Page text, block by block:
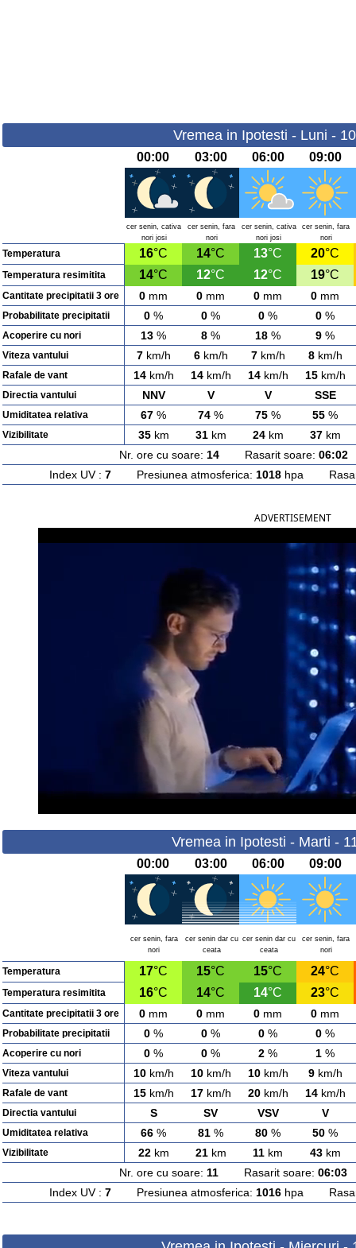
Vremea in Ipotesti - Luni -
00:00 03:00 06:00 09:00
cer senin, cativa
nori josi
cer senin, fara
nori
cer senin, cativa
nori josi
cer senin, fara
nori
Temperatura 16°C 14°C 13°C 20°C
Temperatura resimitita 14°C 12°C 12°C 19°C
Cantitate precipitatii 3 ore 0 mm 0 mm 0 mm 0 mm
Probabilitate precipitatii 0 % 0 % 0 % 0 %
Acoperire cu nori 13 % 8 % 18 % 9 %
Viteza vantului 7km/h 6km/h 7km/h 8km/h
Rafale de vant 14km/h 14km/h 14km/h 15km/h
Directia vantului NNV V V SSE
Umiditatea relativa 67 % 74 % 75 % 55 %
Vizibilitate 35km 31km 24km 37km
Nr. ore cu soare: 14Rasarit soare: 06:02
Index UV : 7Presiunea atmosferica: 1018hpa
ADVERTISEMENT
Vremea in Ipotesti - Marti -
00:00 03:00 06:00 09:00
cer senin, fara
nori
cer senin dar cu
ceata
cer senin dar cu
ceata
cer senin, fara
nori
Temperatura 17°C 15°C 15°C 24°C
Temperatura resimitita 16°C 14°C 14°C 23°C
Cantitate precipitatii 3 ore 0 mm 0 mm 0 mm 0 mm
Probabilitate precipitatii 0 % 0 % 0 % 0 %
Acoperire cu nori 0 % 0 % 2 % 1 %
Viteza vantului 10km/h 10km/h 10km/h 9km/h
Rafale de vant 15km/h 17km/h 20km/h 14km/h
Directia vantului S SV VSV V
Umiditatea relativa 66 % 81 % 80 % 50 %
Vizibilitate 22km 21km 11 km 43km
Nr. ore cu soare: 11 Rasarit soare: 06:03
Index UV : 7Presiunea atmosferica: 1016hpa